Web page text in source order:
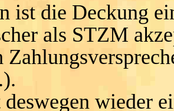
ist die Deckung
als STZM
wieder